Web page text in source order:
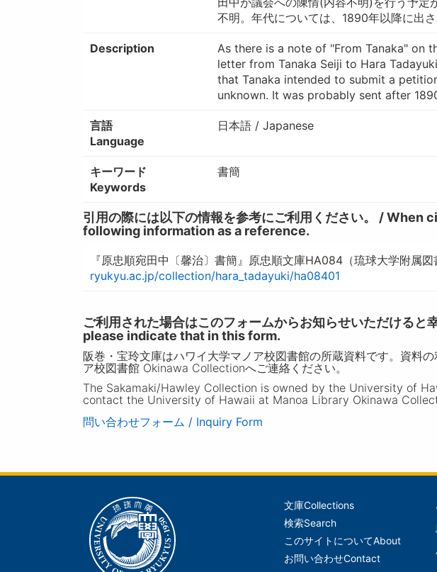
不明。年代については、1890年以降に出さ
Description
As there is a note of "From Tanaka" on
letter from Tanaka Seiji to Hara
that Tanaka intended to submit a
unknown. It was probably sent after
言語
Language
日本語 / Japanese
キーワード
Keywords
書簡
引用の際には以下の情報を参考にご利用ください。 /
following information as a reference.
『原忠順宛田中〔馨治〕書簡』原忠順文庫HA084（琉球大学附属図
ryukyu.ac.jp/collection/hara_tadayuki/ha08401
ご利用された場合はこのフォームからお知らせいただける
please indicate that in this form.
阪巻・宝玲文庫はハワイ大学マノア校図書館の所蔵資料です。資料
ア校図書館 Okinawa Collectionへご連絡ください。
The Sakamaki/Hawley Collection is owned by the University of
contact the University of Hawaii at Manoa Library Okinawa
問い合わせフォーム / Inquiry Form
メ
イ
ン
文庫Collections
検索Search
このサイトについてAbout
お問い合わせContact